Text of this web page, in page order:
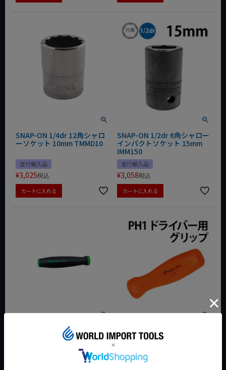
SNAP-ON 1/4dr 12角シャロ
ーソケット 10mm TMMD10
並行輸入品
¥3,025税込
カートに入れる
SNAP-ON 1/2dr 6角シャロー
インパクトソケット 15mm
IMM150
並行輸入品
¥3,058税込
カートに入れる
SNAP-ON 3/8dr 替えグリッ
プ グリーン FH80-12G
SNAP-ON クラシックドライ
バーグリップ単体 オレンジ
並行輸入品